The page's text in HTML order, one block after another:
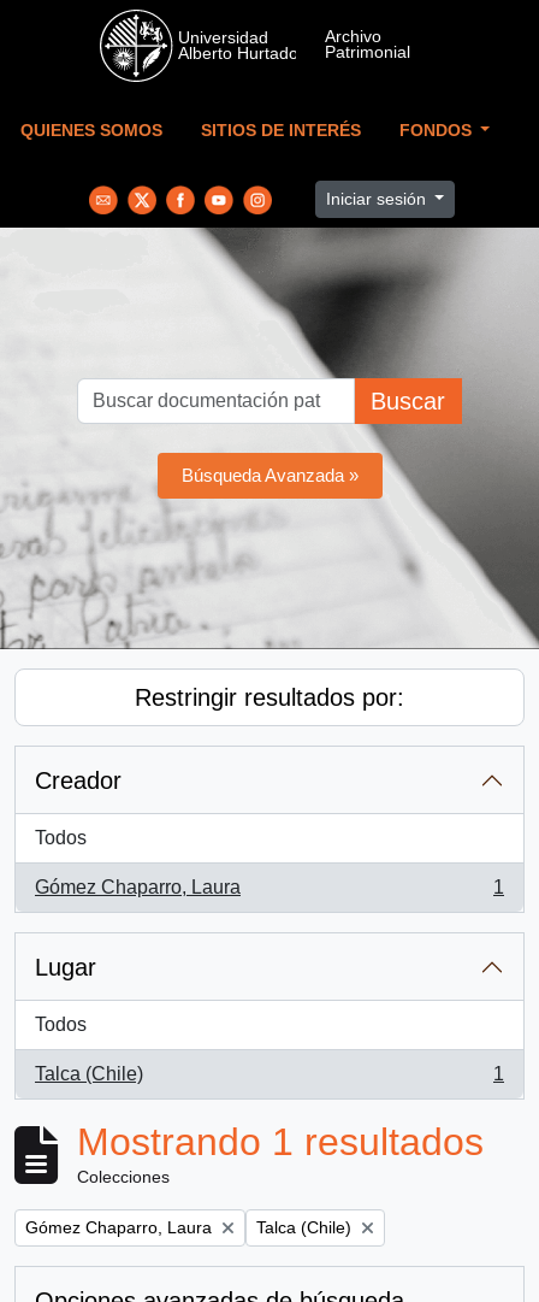
Skip to main content
QUIENES SOMOS SITIOS DE INTERÉS FONDOS
Iniciar sesión
Buscar
Búsqueda Avanzada »
Restringir resultados por:
Creador
Todos
Gómez Chaparro, Laura
, 1 resultados
1
Lugar
Todos
Talca (Chile)
, 1 resultados
1
Mostrando 1 resultados
Colecciones
Remove filter:
Gómez Chaparro, Laura Remove filter:
Talca (Chile)